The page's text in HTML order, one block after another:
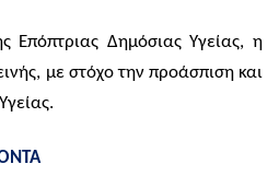
Επόπτριας Δημόσιας Υγείας, η
με στόχο την προάσπιση και